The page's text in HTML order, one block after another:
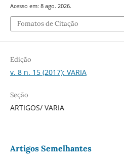
Acesso em: 8 ago. 2026.
Fomatos de Citação
Edição
v. 8 n. 15 (2017): VARIA
Seção
ARTIGOS/ VARIA
Artigos Semelhantes